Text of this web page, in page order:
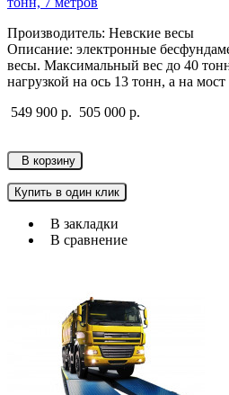
Производитель: Невские весы
Описание: электронные
весы. Максимальный вес до 40
нагрузкой на ось 13 тонн, а на мост
549 900 р. 505 000 р.
В корзину
Купить в один клик
В закладки
В сравнение